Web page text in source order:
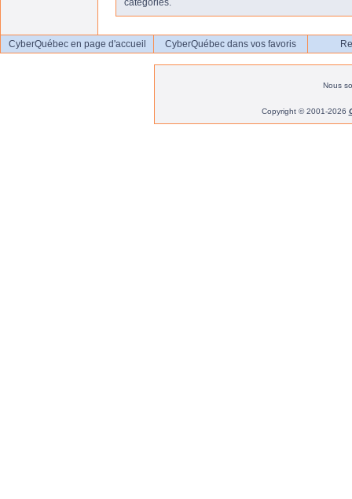
catégories.
CyberQuébec en page d'accueil CyberQuébec dans vos favoris
Nous
Copyright © 2001-2026